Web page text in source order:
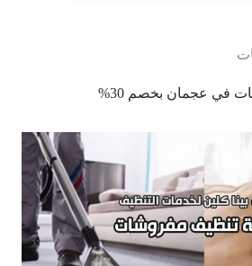
شركة تنظيف مفروشات في عجمان بخصم 30%